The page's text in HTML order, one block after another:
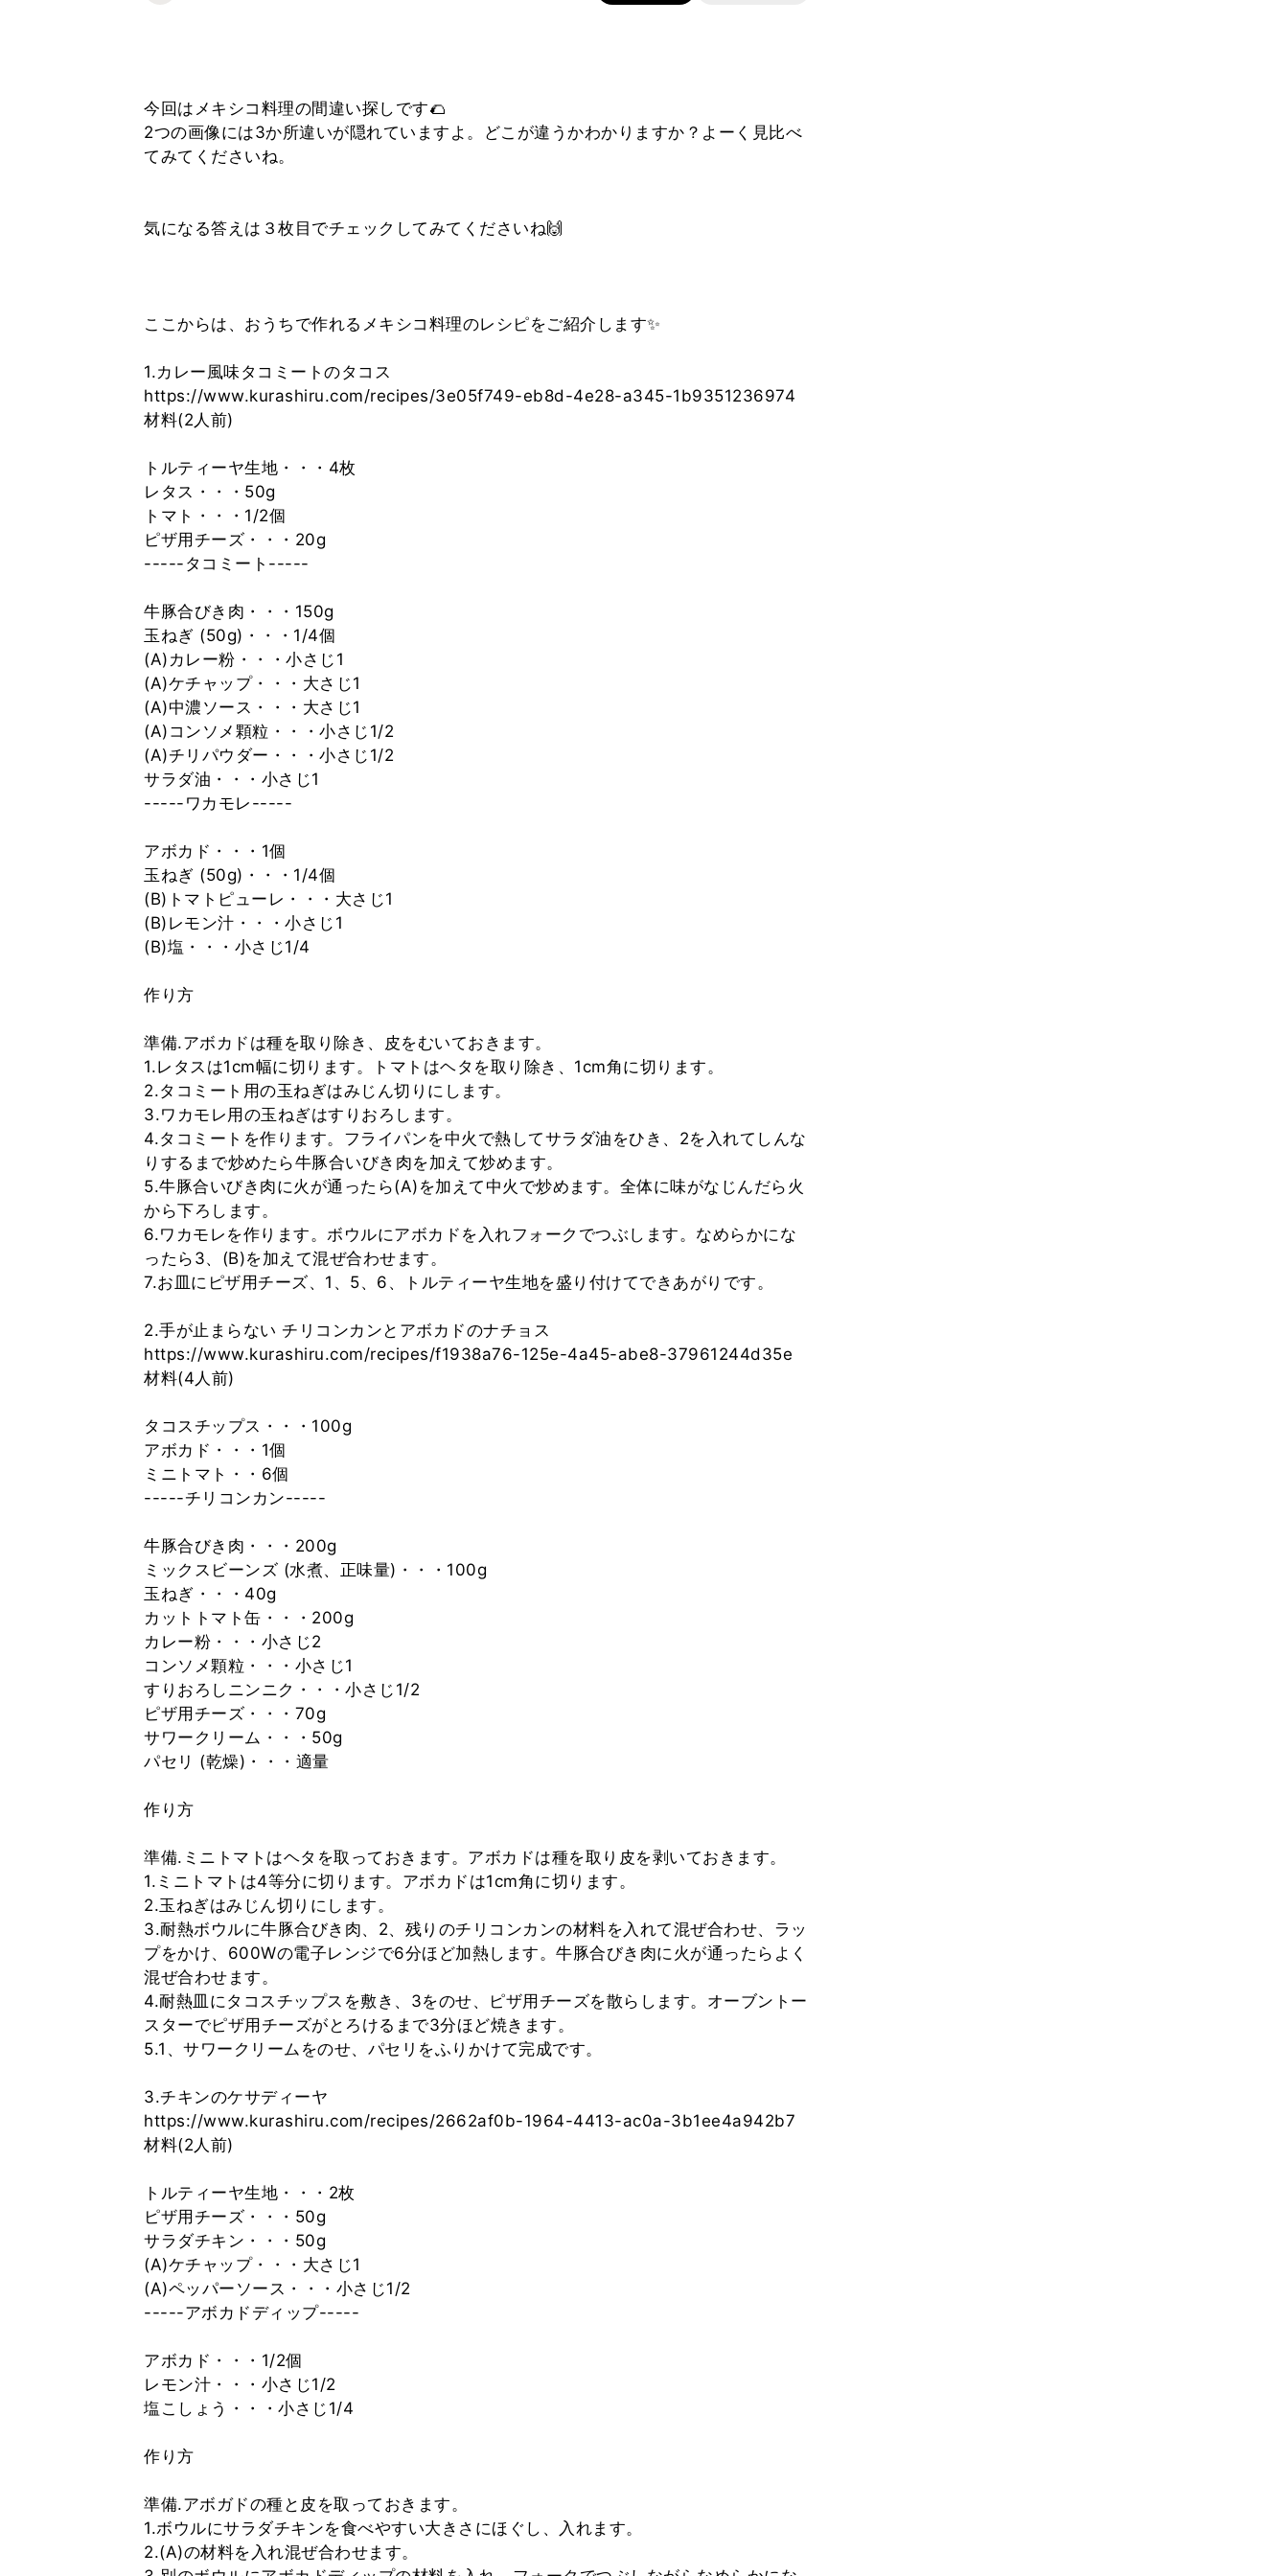
今回はメキシコ料理の間違い探しです🌮
2つの画像には3か所違いが隠れていますよ。どこが違うかわかりますか？よーく見比べ
てみてくださいね。
気になる答えは３枚目でチェックしてみてくださいね🙌
ここからは、おうちで作れるメキシコ料理のレシピをご紹介します✨
1.カレー風味タコミートのタコス
https://www.kurashiru.com/recipes/3e05f749-eb8d-4e28-a345-1b9351236974
材料(2人前)
トルティーヤ生地・・・4枚
レタス・・・50g
トマト・・・1/2個
ピザ用チーズ・・・20g
-----タコミート-----
牛豚合びき肉・・・150g
玉ねぎ (50g)・・・1/4個
(A)カレー粉・・・小さじ1
(A)ケチャップ・・・大さじ1
(A)中濃ソース・・・大さじ1
(A)コンソメ顆粒・・・小さじ1/2
(A)チリパウダー・・・小さじ1/2
サラダ油・・・小さじ1
-----ワカモレ-----
アボカド・・・1個
玉ねぎ (50g)・・・1/4個
(B)トマトピューレ・・・大さじ1
(B)レモン汁・・・小さじ1
(B)塩・・・小さじ1/4
作り方
準備.アボカドは種を取り除き、皮をむいておきます。
1.レタスは1cm幅に切ります。トマトはヘタを取り除き、1cm角に切ります。
2.タコミート用の玉ねぎはみじん切りにします。
3.ワカモレ用の玉ねぎはすりおろします。
4.タコミートを作ります。フライパンを中火で熱してサラダ油をひき、2を入れてしんな
りするまで炒めたら牛豚合いびき肉を加えて炒めます。
5.牛豚合いびき肉に火が通ったら(A)を加えて中火で炒めます。全体に味がなじんだら火
から下ろします。
6.ワカモレを作ります。ボウルにアボカドを入れフォークでつぶします。なめらかにな
ったら3、(B)を加えて混ぜ合わせます。
7.お皿にピザ用チーズ、1、5、6、トルティーヤ生地を盛り付けてできあがりです。
2.手が止まらない チリコンカンとアボカドのナチョス
https://www.kurashiru.com/recipes/f1938a76-125e-4a45-abe8-37961244d35e
材料(4人前)
タコスチップス・・・100g
アボカド・・・1個
ミニトマト・・6個
-----チリコンカン-----
牛豚合びき肉・・・200g
ミックスビーンズ (水煮、正味量)・・・100g
玉ねぎ・・・40g
カットトマト缶・・・200g
カレー粉・・・小さじ2
コンソメ顆粒・・・小さじ1
すりおろしニンニク・・・小さじ1/2
ピザ用チーズ・・・70g
サワークリーム・・・50g
パセリ (乾燥)・・・適量
作り方
準備.ミニトマトはヘタを取っておきます。アボカドは種を取り皮を剥いておきます。
1.ミニトマトは4等分に切ります。アボカドは1cm角に切ります。
2.玉ねぎはみじん切りにします。
3.耐熱ボウルに牛豚合びき肉、2、残りのチリコンカンの材料を入れて混ぜ合わせ、ラッ
プをかけ、600Wの電子レンジで6分ほど加熱します。牛豚合びき肉に火が通ったらよく
混ぜ合わせます。
4.耐熱皿にタコスチップスを敷き、3をのせ、ピザ用チーズを散らします。オーブントー
スターでピザ用チーズがとろけるまで3分ほど焼きます。
5.1、サワークリームをのせ、パセリをふりかけて完成です。
3.チキンのケサディーヤ
https://www.kurashiru.com/recipes/2662af0b-1964-4413-ac0a-3b1ee4a942b7
材料(2人前)
トルティーヤ生地・・・2枚
ピザ用チーズ・・・50g
サラダチキン・・・50g
(A)ケチャップ・・・大さじ1
(A)ペッパーソース・・・小さじ1/2
-----アボカドディップ-----
アボカド・・・1/2個
レモン汁・・・小さじ1/2
塩こしょう・・・小さじ1/4
作り方
準備.アボガドの種と皮を取っておきます。
1.ボウルにサラダチキンを食べやすい大きさにほぐし、入れます。
2.(A)の材料を入れ混ぜ合わせます。